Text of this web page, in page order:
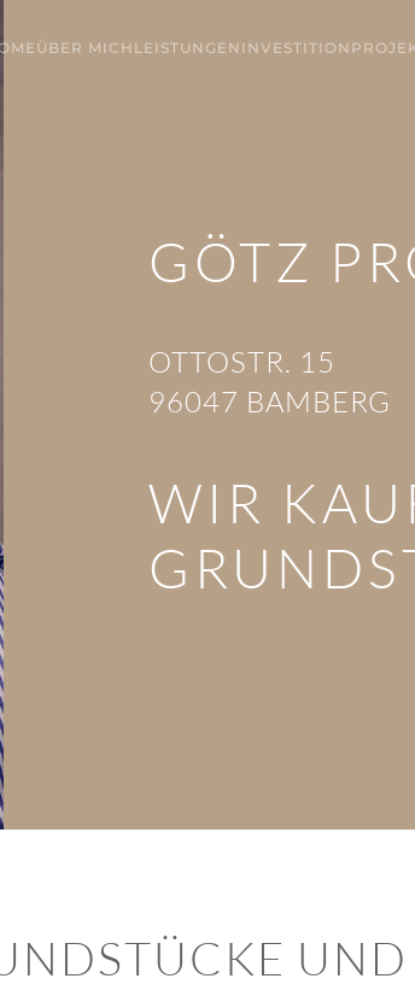
ÜBER MICH LEISTUNGEN INVESTITION
GÖTZ
OTTOSTR. 15
96047 BAMBERG
WIR
UND